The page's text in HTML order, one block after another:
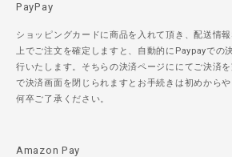
PayPay
ショッピングカードに商品を入れて頂き、配送情
上でご注文を確定しますと、自動的にPaypayでの
行いたします。そちらの決済ページににてご決済
で決済画面を閉じられますとお手続きは初めからや
何卒ご了承ください。
Amazon Pay